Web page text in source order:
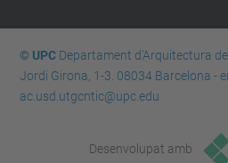
© UPCDepartament d'Arquitectura de
Jordi Girona, 1-3. 08034 Barcelona -
ac.usd.utgcntic@upc.edu
Desenvolupat amb